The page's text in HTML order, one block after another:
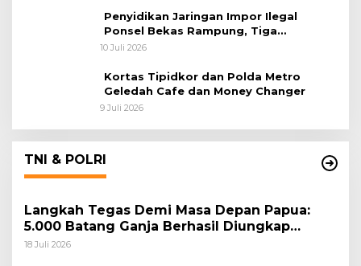
Penyidikan Jaringan Impor Ilegal
Ponsel Bekas Rampung, Tiga
Tersangka Sudah P-21 dan Satu Buron
10 Juli 2026
Kortas Tipidkor dan Polda Metro
Geledah Cafe dan Money Changer
9 Juli 2026
TNI & POLRI
Langkah Tegas Demi Masa Depan Papua:
5.000 Batang Ganja Berhasil Diungkap
Koops TNI Habema
18 Juli 2026